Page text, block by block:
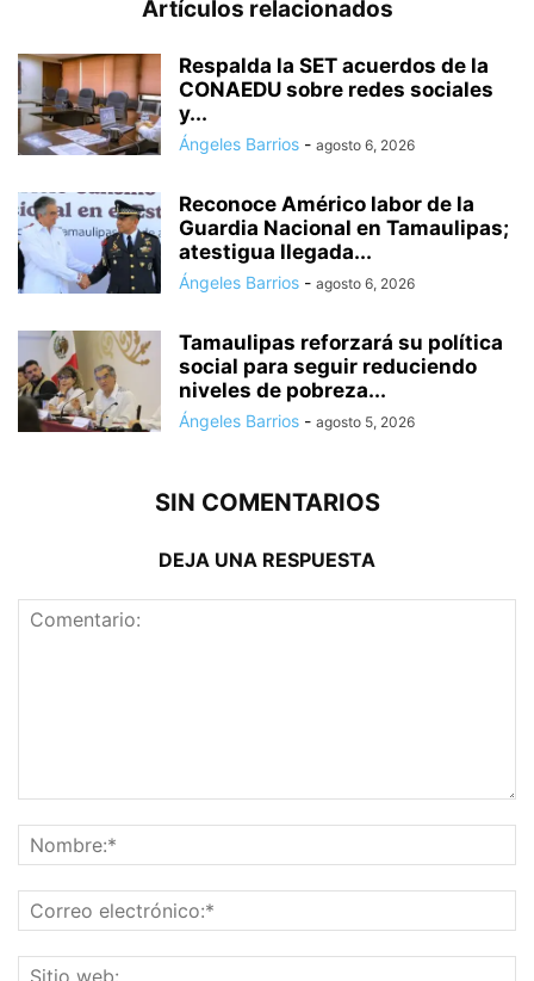
Artículos relacionados
Respalda la SET acuerdos de la
CONAEDU sobre redes sociales
y...
Ángeles Barrios - agosto 6, 2026
Reconoce Américo labor de la
Guardia Nacional en Tamaulipas;
atestigua llegada...
Ángeles Barrios - agosto 6, 2026
Tamaulipas reforzará su política
social para seguir reduciendo
niveles de pobreza...
Ángeles Barrios - agosto 5, 2026
SIN COMENTARIOS
DEJA UNA RESPUESTA